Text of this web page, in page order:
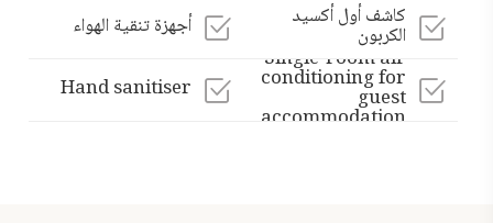
كاشف أول أكسيد
الكربون
أجهزة تنقية الهواء
Single-room air
conditioning for
guest
accommodation
Hand sanitiser